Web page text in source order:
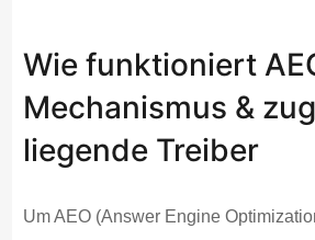
Wie funktioniert
Mechanismus &
liegende Treiber
Um AEO (Answer Engine